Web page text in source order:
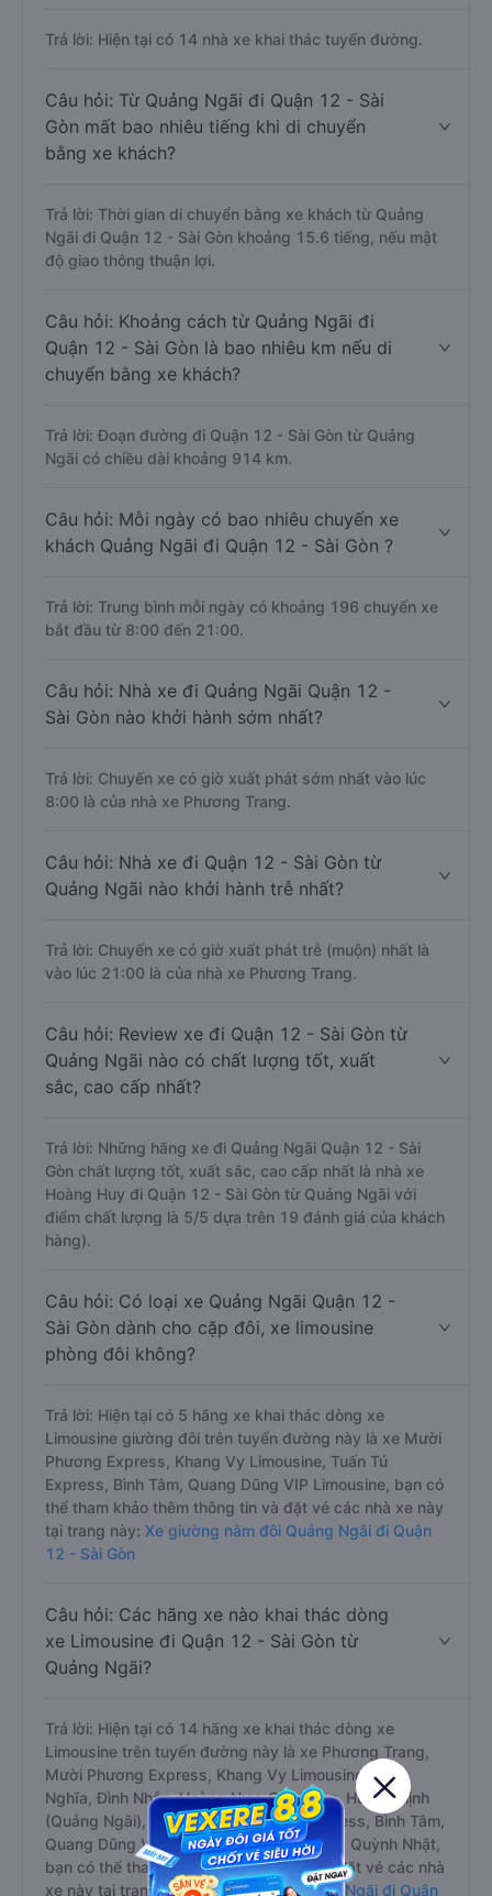
Trả lời: Hiện tại có 14 nhà xe khai thác tuyến đường.
Câu hỏi: Từ Quảng Ngãi đi Quận 12 - Sài
Gòn mất bao nhiêu tiếng khi di chuyển
bằng xe khách?
Trả lời: Thời gian di chuyển bằng xe khách từ Quảng
Ngãi đi Quận 12 - Sài Gòn khoảng 15.6 tiếng, nếu mật
độ giao thông thuận lợi.
Câu hỏi: Khoảng cách từ Quảng Ngãi đi
Quận 12 - Sài Gòn là bao nhiêu km nếu di
chuyển bằng xe khách?
Trả lời: Đoạn đường đi Quận 12 - Sài Gòn từ Quảng
Ngãi có chiều dài khoảng 914 km.
Câu hỏi: Mỗi ngày có bao nhiêu chuyến xe
khách Quảng Ngãi đi Quận 12 - Sài Gòn ?
Trả lời: Trung bình mỗi ngày có khoảng 196 chuyến xe
bắt đầu từ 8:00 đến 21:00.
Câu hỏi: Nhà xe đi Quảng Ngãi Quận 12 -
Sài Gòn nào khởi hành sớm nhất?
Trả lời: Chuyến xe có giờ xuất phát sớm nhất vào lúc
8:00 là của nhà xe Phương Trang.
Câu hỏi: Nhà xe đi Quận 12 - Sài Gòn từ
Quảng Ngãi nào khởi hành trễ nhất?
Trả lời: Chuyến xe có giờ xuất phát trễ (muộn) nhất là
vào lúc 21:00 là của nhà xe Phương Trang.
Câu hỏi: Review xe đi Quận 12 - Sài Gòn từ
Quảng Ngãi nào có chất lượng tốt, xuất
sắc, cao cấp nhất?
Trả lời: Những hãng xe đi Quảng Ngãi Quận 12 - Sài
Gòn chất lượng tốt, xuất sắc, cao cấp nhất là nhà xe
Hoàng Huy đi Quận 12 - Sài Gòn từ Quảng Ngãi với
điểm chất lượng là 5/5 dựa trên 19 đánh giá của khách
hàng).
Câu hỏi: Có loại xe Quảng Ngãi Quận 12 -
Sài Gòn dành cho cặp đôi, xe limousine
phòng đôi không?
Trả lời: Hiện tại có 5 hãng xe khai thác dòng xe
Limousine giường đôi trên tuyến đường này là xe Mười
Phương Express, Khang Vy Limousine, Tuấn Tú
Express, Bình Tâm, Quang Dũng VIP Limousine, bạn có
thể tham khảo thêm thông tin và đặt vé các nhà xe này
tại trang này: Xe giường nằm đôi Quảng Ngãi đi Quận
12 - Sài Gòn
Câu hỏi: Các hãng xe nào khai thác dòng
xe Limousine đi Quận 12 - Sài Gòn từ
Quảng Ngãi?
Trả lời: Hiện tại có 14 hãng xe khai thác dòng xe
Limousine trên tuyến đường này là xe Phương Trang,
Mười Phương Express, Khang Vy Limousine, Chín
Nghĩa, Đình Nhân, Hoàng Huy, Cúc Tùng, Hưng Thịnh
(Quảng Ngãi), Phan Khánh, Tuấn Tú Express, Bình Tâm,
Quang Dũng VIP Limousine, Khang Thịnh, Quỳnh Nhật,
bạn có thể tham khảo thêm thông tin và đặt vé các nhà
xe này tại trang này:Xe limousine Quảng Ngãi đi Quận